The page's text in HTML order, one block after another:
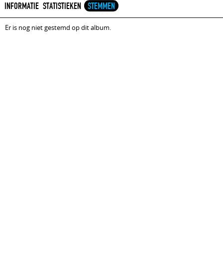
INFORMATIE STATISTIEKEN STEMMEN
Er is nog niet gestemd op dit album.